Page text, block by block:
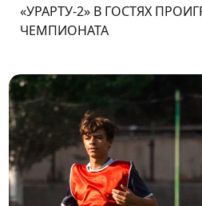
«УРАРТУ-2» В ГОСТЯХ
ЧЕМПИОНАТА